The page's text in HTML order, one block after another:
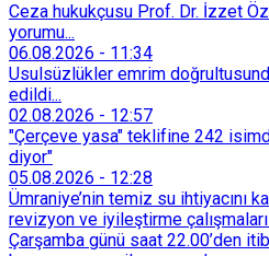
Ceza hukukçusu Prof. Dr. İzzet
yorumu...
06.08.2026 - 11:34
Usulsüzlükler emrim
edildi...
02.08.2026 - 12:57
"Çerçeve yasa" teklifine 242
diyor"
05.08.2026 - 12:28
Ümraniye’nin temiz su ihtiyacını
revizyon ve iyileştirme
Çarşamba günü saat 22.00’den